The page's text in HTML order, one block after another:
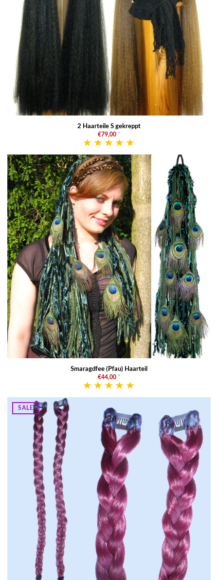
2 Haarteile S gekreppt
€79,00 *
Smaragdfee (Pfau) Haarteil
€44,00 *
SALE